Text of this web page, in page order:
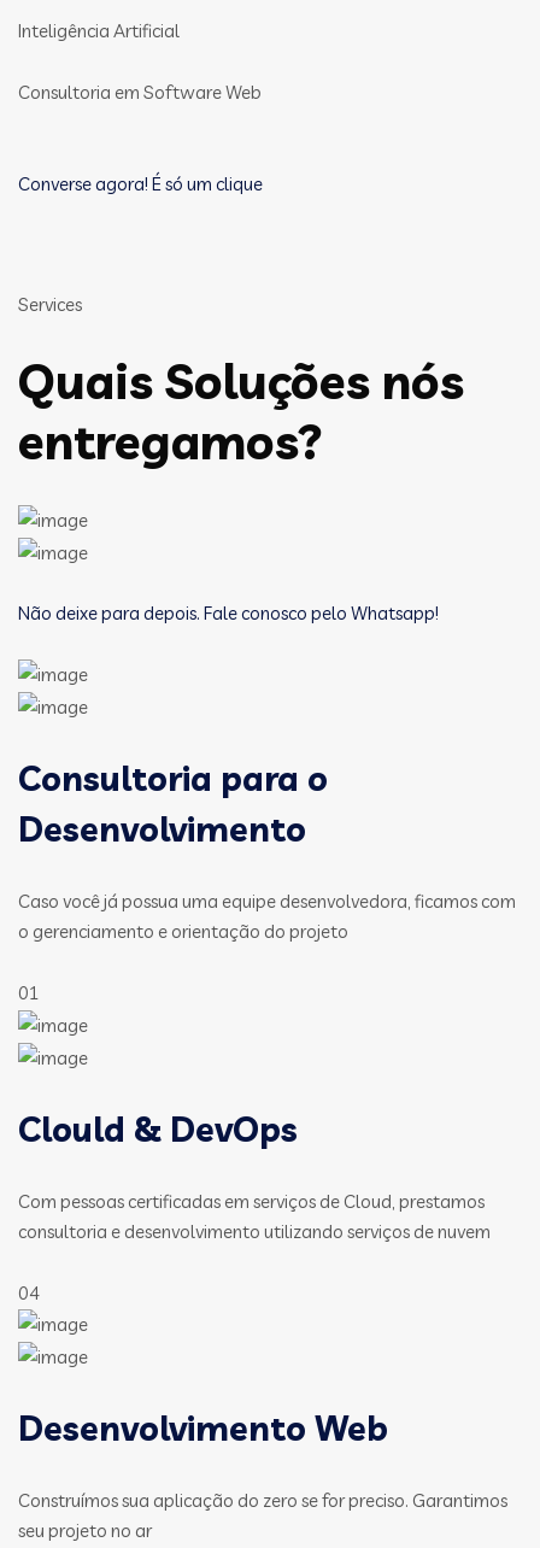
Inteligência Artificial
Consultoria em Software Web
Converse agora! É só um clique
Services
Quais Soluções nós
entregamos?
Não deixe para depois. Fale conosco pelo Whatsapp!
Consultoria para o
Desenvolvimento
Caso você já possua uma equipe desenvolvedora, ficamos com
o gerenciamento e orientação do projeto
01
Clould & DevOps
Com pessoas certificadas em serviços de Cloud, prestamos
consultoria e desenvolvimento utilizando serviços de nuvem
04
Desenvolvimento Web
Construímos sua aplicação do zero se for preciso. Garantimos
seu projeto no ar